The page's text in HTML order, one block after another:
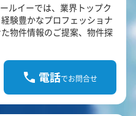
ルイーでは、業界トップク
験豊かなプロフェッショナ
物件情報のご提案、物件探
電話でお問合せ